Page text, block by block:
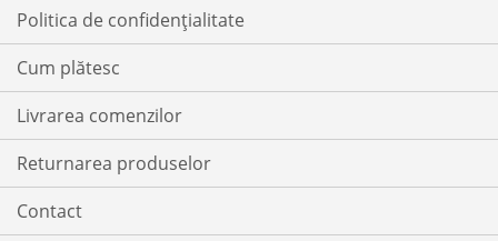
Politica de confidențialitate
Cum plătesc
Livrarea comenzilor
Returnarea produselor
Contact